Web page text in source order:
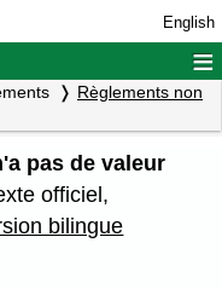
English
≡
Règlements non
pas de valeur
officiel,
bilingue